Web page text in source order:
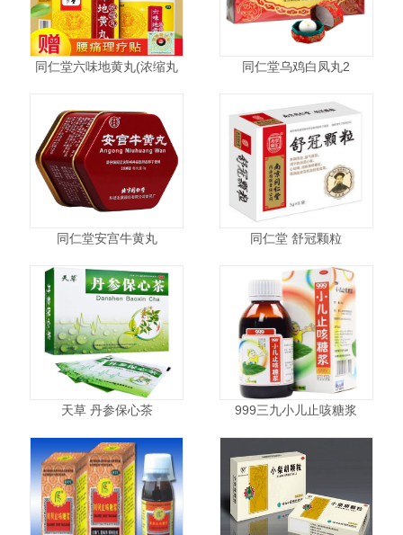
同仁堂六味地黄丸(浓缩丸 同仁堂乌鸡白凤丸2
同仁堂安宫牛黄丸 同仁堂 舒冠颗粒
天草 丹参保心茶 999三九小儿止咳糖浆